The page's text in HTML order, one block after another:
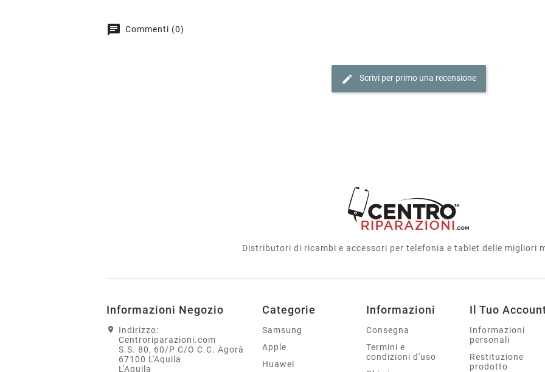
chat Commenti (0)
edit Scrivi per primo una recensione
Distributori di ricambi e accessori per telefonia e tablet delle migliori
Informazioni Negozio
Indirizzo:
Centroriparazioni.com
S.S. 80, 60/P C/O C.C. Agorà
67100 L'Aquila
L'Aquila
Categorie
Samsung
Apple
Huawei
Informazioni
Consegna
Termini e
condizioni d'uso
Il Tuo
Informazioni
personali
Restituzione
prodotto